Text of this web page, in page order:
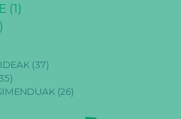
(1)
(37)
(26)